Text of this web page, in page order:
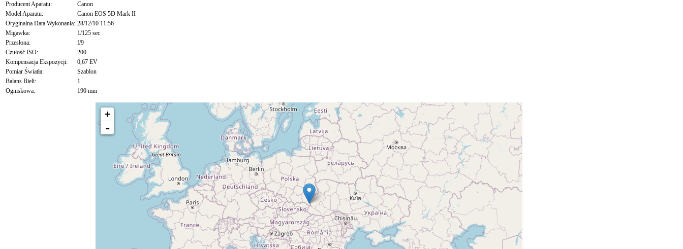
Producent Aparatu:
Canon
Model Aparatu:
Canon EOS 5D Mark II
Oryginalna Data Wykonania: 28/12/10 11:56
Migawka:
1/125 sec
Przesłona:
f/9
Czułość ISO:
200
Kompensacja Ekspozycji:
0,67 EV
Pomiar Światła:
Szablon
Balans Bieli:
1
Ogniskowa:
190 mm
+
-